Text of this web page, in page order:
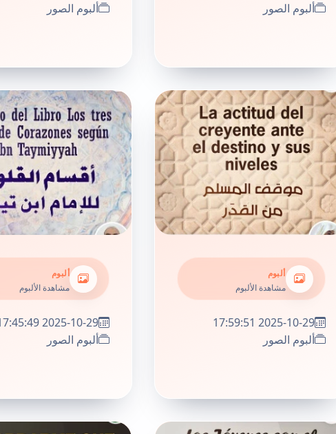
ألبوم الصور
ألبوم الصور
ألبوم
مشاهدة الألبوم
2025-10-29 17:59:51
ألبوم الصور
ألبوم
مشاهدة الألبوم
2025-10-29 17:45:49
ألبوم الصور